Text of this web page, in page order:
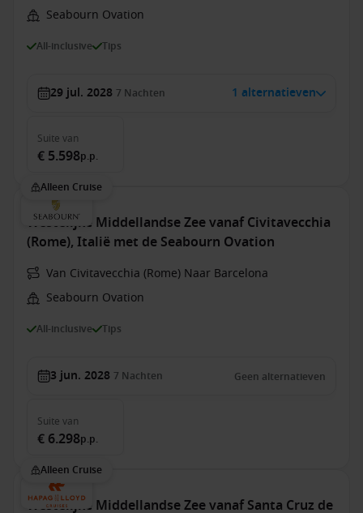
Seabourn Ovation
All-inclusive Tips
29 jul. 2028 7 Nachten 1 alternatieven
Suite van
€ 5.598p.p.
Alleen Cruise
Westelijke Middellandse Zee vanaf Civitavecchia
(Rome), Italië met de Seabourn Ovation
Van Civitavecchia (Rome) Naar Barcelona
Seabourn Ovation
All-inclusive Tips
3 jun. 2028 7 Nachten Geen alternatieven
Suite van
€ 6.298p.p.
Alleen Cruise
Westelijke Middellandse Zee vanaf Santa Cruz de